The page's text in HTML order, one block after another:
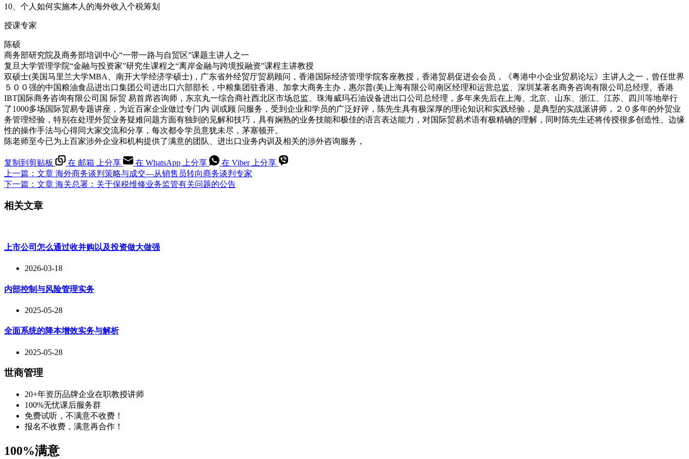
10、个人如何实施本人的海外收入个税筹划
授课专家
陈硕
商务部研究院及商务部培训中心“一带一路与自贸区”课题主讲人之一
复旦大学管理学院“金融与投资家”研究生课程之“离岸金融与跨境投融资”课程主讲教授
双硕士(美国马里兰大学MBA、南开大学经济学硕士)，广东省外经贸厅贸易顾问，香港国际经济管理学院客座教授，香港贸易促进会会员，《粤港中小企业贸易论坛》主讲人之一，曾任世界
５００强的中国粮油食品进出口集团公司进出口六部部长，中粮集团驻香港、加拿大商务主办，惠尔普(美)上海有限公司南区经理和运营总监、深圳某著名商务咨询有限公司总经理、香港
IBT国际商务咨询有限公司国 际贸 易首席咨询师，东京丸一综合商社西北区市场总监、珠海威玛石油设备进出口公司总经理，多年来先后在上海、北京、山东、浙江、江苏、四川等地举行
了1000多场国际贸易专题讲座，为近百家企业做过专门内 训或顾 问服务，受到企业和学员的广泛好评，陈先生具有极深厚的理论知识和实践经验，是典型的实战派讲师，２０多年的外贸业
务管理经验，特别在处理外贸业务疑难问题方面有独到的见解和技巧，具有娴熟的业务技能和极佳的语言表达能力，对国际贸易术语有极精确的理解，同时陈先生还将传授很多创造性、边缘
性的操作手法与心得同大家交流和分享，每次都令学员意犹未尽，茅塞顿开。
陈老师至今已为上百家涉外企业和机构提供了满意的团队、进出口业务内训及相关的涉外咨询服务，
复制到剪贴板 在 邮箱 上分享 在 WhatsApp 上分享
在 Viber 上分享
上一篇： 文章 海外商务谈判策略与成交—从销售员转向商务谈判专家
下一篇： 文章 海关总署：关于保税维修业务监管有关问题的公告
相关文章
上市公司怎么通过收并购以及投资做大做强
2026-03-18
内部控制与风险管理实务
2025-05-28
全面系统的降本增效实务与解析
2025-05-28
世商管理
20+年资历品牌企业在职教授讲师
100%无忧课后服务群
免费试听，不满意不收费！
报名不收费，满意再合作！
100%满意